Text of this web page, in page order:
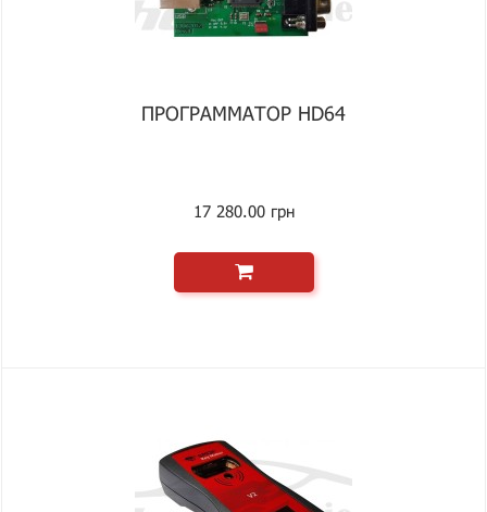
ПРОГРАММАТОР HD64
17 280.00 грн